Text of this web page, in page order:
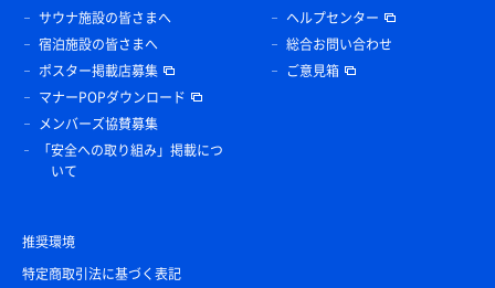
サウナ施設の皆さまへ
宿泊施設の皆さまへ
ポスター掲載店募集
マナーPOPダウンロード
メンバーズ協賛募集
「安全への取り組み」掲載につ
いて
ヘルプセンター
総合お問い合わせ
ご意見箱
推奨環境
特定商取引法に基づく表記